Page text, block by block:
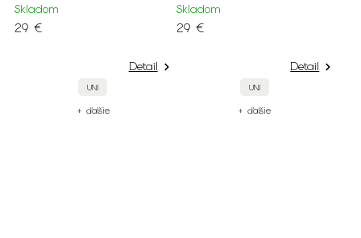
Skladom
29 €
Detail
UNI
+ ďalšie
Skladom
29 €
Detail
UNI
+ ďalšie